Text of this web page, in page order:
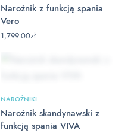
Narożnik z funkcją spania
Vero
1,799.00zł
NAROŻNIKI
Narożnik skandynawski z
funkcją spania VIVA